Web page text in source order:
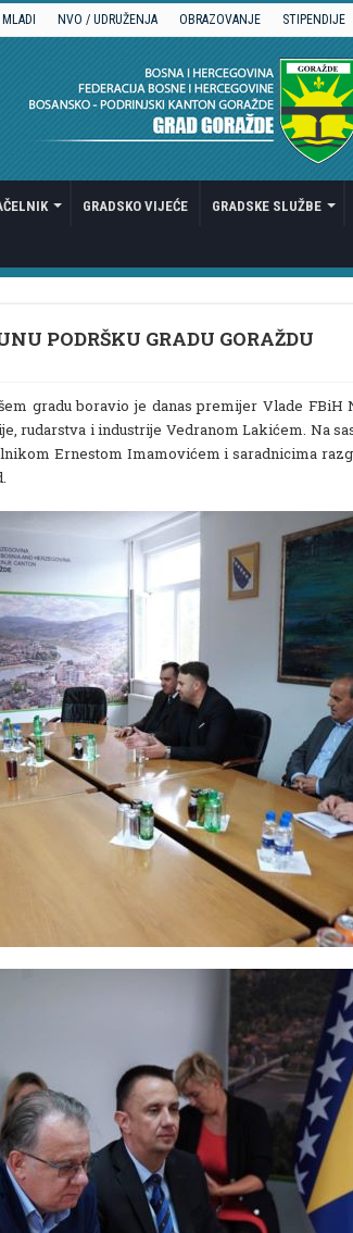
MLADI NVO / UDRUŽENJA OBRAZOVANJE STIPENDIJE
GRADSKO VIJEĆE GRADSKE SLUŽBE
PODRŠKU GRADU GORAŽDU
gradu boravio je danas premijer Vlade FBiH
rudarstva i industrije Vedranom Lakićem. Na
Ernestom Imamovićem i saradnicima